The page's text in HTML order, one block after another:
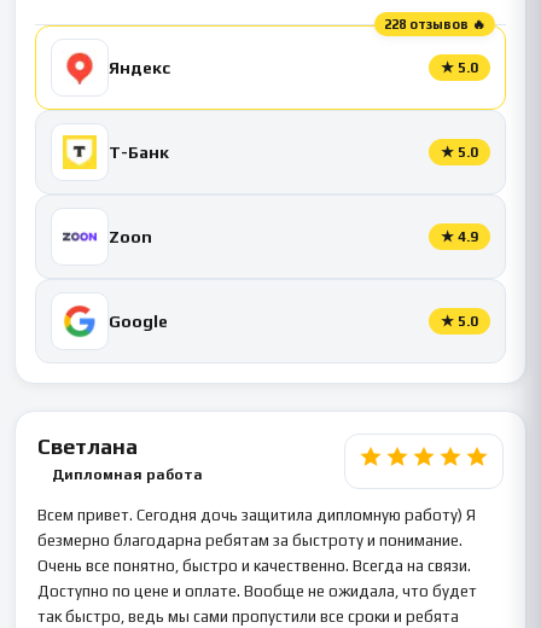
228 отзывов 🔥
Яндекс ★ 5.0
Т-Банк ★ 5.0
Zoon ★ 4.9
Google ★ 5.0
Светлана
Дипломная работа
Всем привет. Сегодня дочь защитила дипломную работу) Я
безмерно благодарна ребятам за быстроту и понимание.
Очень все понятно, быстро и качественно. Всегда на связи.
Доступно по цене и оплате. Вообще не ожидала, что будет
так быстро, ведь мы сами пропустили все сроки и ребята